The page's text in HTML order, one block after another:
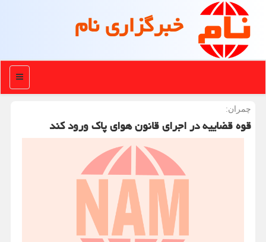
خبرگزاری نام
منو
چمران:
قوه قضاییه در اجرای قانون هوای پاک ورود کند